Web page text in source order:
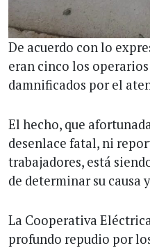
De acuerdo con lo
eran cinco los
damnificados por el
El hecho, que
desenlace fatal, ni
trabajadores, está
de determinar su causa
La Cooperativa
profundo repudio por